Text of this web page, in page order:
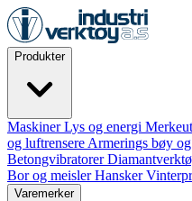
Produkter
MaskinerLys og energi
og luftrensere Armerings bøy
Betongvibratorer
Bor og meislerHansker
Varemerker